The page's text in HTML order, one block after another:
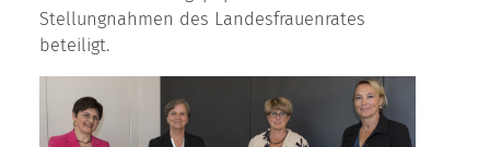
Stellungnahmen des Landesfrauenrates
beteiligt.